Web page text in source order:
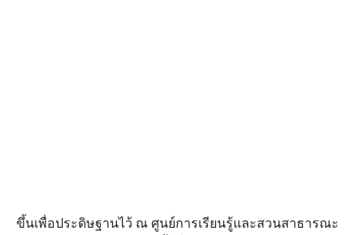
ขึ้นเพื่อประดิษฐานไว้ ณ ศูนย์การเรียนรู้และสวนสาธารณะ